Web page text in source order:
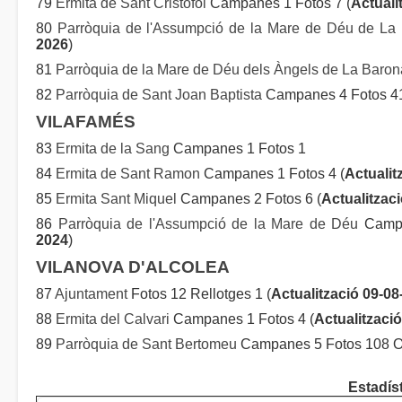
79 Ermita de Sant Cristòfol Campanes 1 Fotos 7 (
80 Parròquia de l'Assumpció de la Mare de Déu de La
2026)
81 Parròquia de la Mare de Déu dels Àngels de La
82 Parròquia de Sant Joan Baptista Campanes 4 Fotos
VILAFAMÉS
83 Ermita de la Sang Campanes 1 Fotos 1
84 Ermita de Sant Ramon Campanes 1 Fotos 4 (
85 Ermita Sant Miquel Campanes 2 Fotos 6 (
86 Parròquia de l'Assumpció de la Mare de Déu
2024)
VILANOVA D'ALCOLEA
87 AjuntamentFotos 12 Rellotges 1 (Actualització 09-
88 Ermita del Calvari Campanes 1 Fotos 4 (
89 Parròquia de Sant Bertomeu Campanes 5 Fotos 108